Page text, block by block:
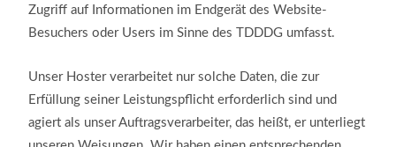
Zugriff auf Informationen im Endgerät des Website-
Besuchers oder Users im Sinne des TDDDG umfasst.
Unser Hoster verarbeitet nur solche Daten, die zur
Erfüllung seiner Leistungspflicht erforderlich sind und
agiert als unser Auftragsverarbeiter, das heißt, er unterliegt